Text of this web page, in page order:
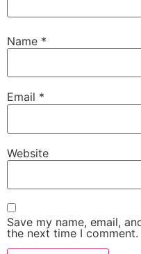
Name *
Email *
Website
Save my name, email,
the next time I comment.